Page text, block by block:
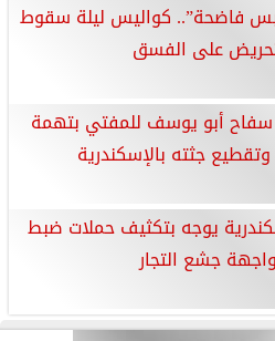
فاضحة”.. كواليس ليلة سقوط
على الفسق
سفاح أبو يوسف للمفتي بتهمة
جثته بالإسكندرية
يوجه بتكثيف حملات ضبط
جشع التجار